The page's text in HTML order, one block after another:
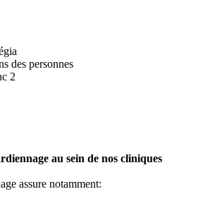
des personnes
2
au sein de nos cliniques
assure notamment: